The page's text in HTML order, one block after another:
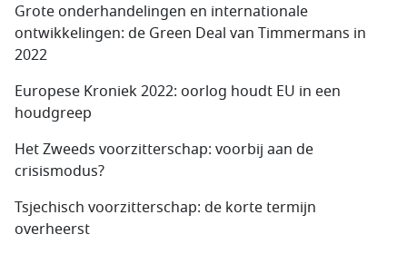
Grote onderhandelingen en internationale
ontwikkelingen: de Green Deal van Timmermans in
2022
Europese Kroniek 2022: oorlog houdt EU in een
houdgreep
Het Zweeds voorzitterschap: voorbij aan de
crisismodus?
Tsjechisch voorzitterschap: de korte termijn
overheerst